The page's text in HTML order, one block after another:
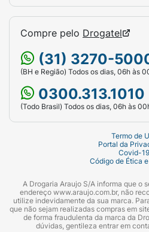
Compre pelo Drogatel
(31) 3270-
(BH e Região) Todos os dias, 06h às
0300.313.1010
(Todo Brasil) Todos os dias, 06h às
Termo de
Portal da
Covid-19
Código de Ética
A Drogaria Araujo S/A informa que o
endereço www.araujo.com.br, não
utilize indevidamente da sua marca.
que não sejam realizadas compras em
de forma fraudulenta da marca da
dúvidas, gentileza entrar em